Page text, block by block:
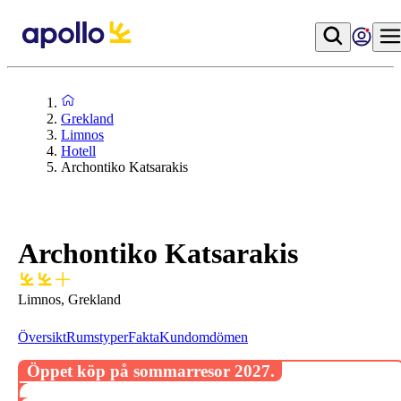
Grekland
Limnos
Hotell
Archontiko Katsarakis
Archontiko Katsarakis
Limnos, Grekland
ÖversiktRumstyperFaktaKundomdömen
Öppet köp på sommarresor 2027.